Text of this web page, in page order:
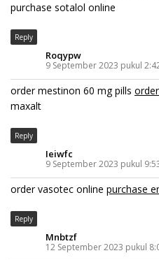
purchase sotalol online
Reply
Roqypw
9 September 2023 pukul
order mestinon 60 mg pills
maxalt
Reply
Ieiwfc
9 September 2023 pukul
order vasotec online purchase
Reply
Mnbtzf
12 September 2023 pukul